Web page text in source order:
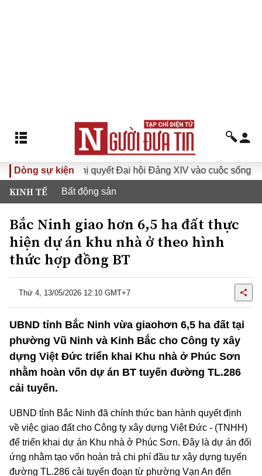
Dòng sự kiện
Đưa Nghị quyết Đại hội Đảng XIV vào cuộc sống
KINH TẾ Bất động sản
Bắc Ninh giao hơn 6,5 ha đất thực
hiện dự án khu nhà ở theo hình
thức hợp đồng BT
Thứ 4, 13/05/2026 12:10 GMT+7
UBND tỉnh Bắc Ninh vừa giaohơn 6,5 ha đất tại
phường Vũ Ninh và Kinh Bắc cho Công ty xây
dựng Việt Đức triển khai Khu nhà ở Phúc Sơn
nhằm hoàn vốn dự án BT tuyến đường TL.286
cải tuyến.
UBND tỉnh Bắc Ninh đã chính thức ban hành quyết định
về việc giao đất cho Công ty xây dựng Việt Đức - (TNHH)
để triển khai dự án Khu nhà ở Phúc Sơn. Đây là dự án đối
ứng nhằm tạo vốn hoàn trả chi phí đầu tư xây dựng tuyến
đường TL.286 cải tuyến đoạn từ phường Vạn An đến